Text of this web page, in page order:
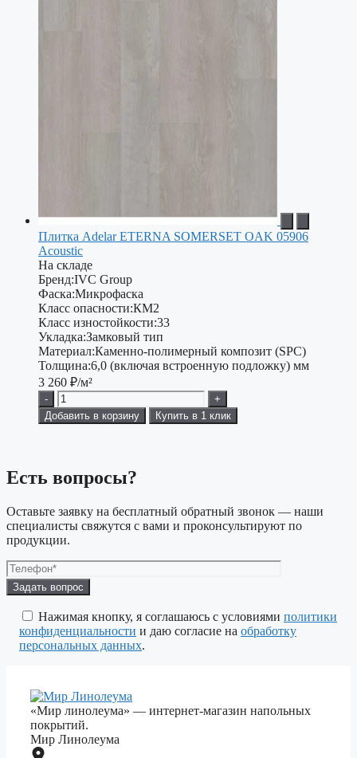
Плитка Adelar ETERNA SOMERSET OAK 05906
Acoustic
На складе
Бренд:IVC Group
Фаска:Микрофаска
Класс опасности:КМ2
Класс изностойкости:33
Укладка:Замковый тип
Материал:Каменно-полимерный композит (SPC)
Толщина:6,0 (включая встроенную подложку) мм
3 260 ₽/м²
-
+
Добавить в корзину
Купить в 1 клик
Есть вопросы?
Оставьте заявку на бесплатный обратный звонок — наши
специалисты свяжутся с вами и проконсультируют по
продукции.
Оставьте
это
поле
пустым.
Нажимая кнопку, я соглашаюсь с условиями политики
конфиденциальности и даю согласие на обработку
персональных данных.
«Мир линолеума» — интернет-магазин напольных
покрытий.
Мир Линолеума